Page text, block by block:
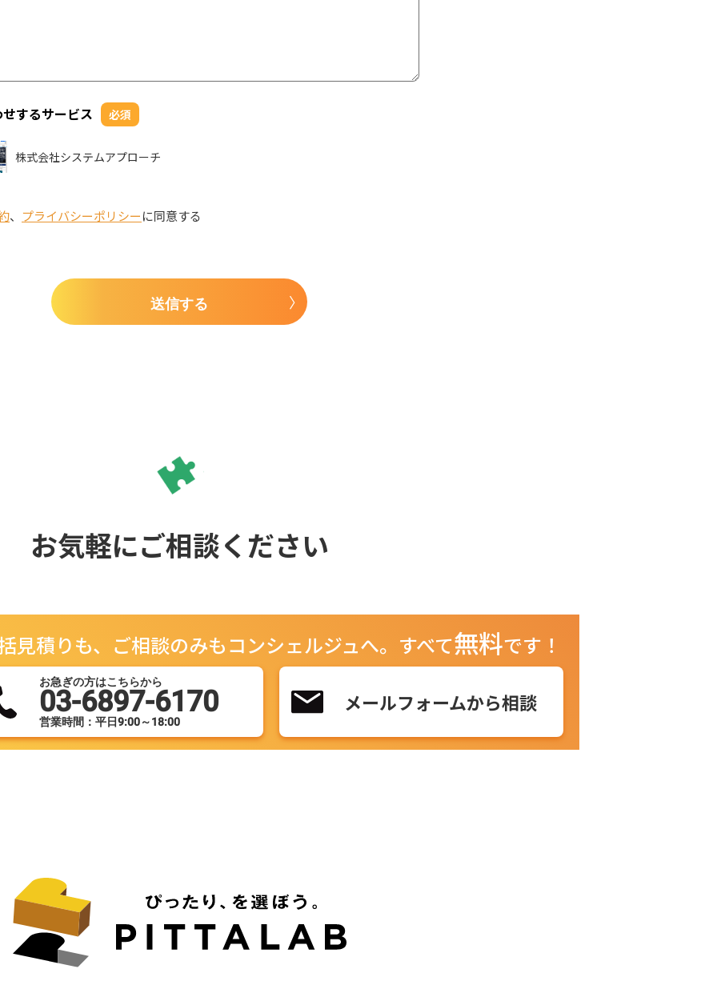
するサービス 必須
株式会社システムアプローチ
、 プライバシーポリシーに同意する
送信する
お気軽にご相談ください
見積りも、ご相談のみもコンシェルジュへ。 すべて無料です！
お急ぎの方はこちらから
03-6897-6170
営業時間：平日9:00～18:00
メールフォームから相談